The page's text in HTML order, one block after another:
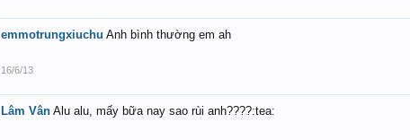
emmotrungxiuchu Anh bình thường em ah
16/6/13
Lâm Vân Alu alu, mấy bữa nay sao rùi anh????:tea: